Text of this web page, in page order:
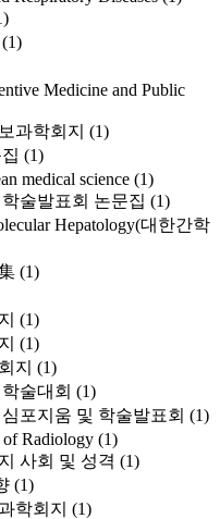
(1)
Medicine and Public
과학회지 (1)
(1)
medical science (1)
술발표회 논문집 (1)
Hepatology(대한간학
(1)
(1)
(1)
지 (1)
술대회 (1)
포지움 및 학술발표회 (1)
of Radiology (1)
사회 및 성격 (1)
(1)
학회지 (1)